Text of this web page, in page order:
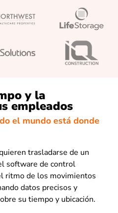
y la
empleados
el mundo está donde
trasladarse de un
software de control
ritmo de los movimientos
datos precisos y
su tiempo y ubicación.